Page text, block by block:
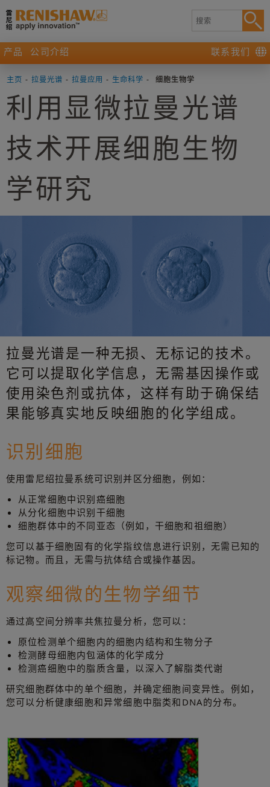
产品 公司介绍 联系我们
主页 - 拉曼光谱 - 拉曼应用 - 生命科学 - 细胞生物学
利用显微拉曼光谱
技术开展细胞生物
学研究
拉曼光谱是一种无损、无标记的技术。
它可以提取化学信息，无需基因操作或
使用染色剂或抗体，这样有助于确保结
果能够真实地反映细胞的化学组成。
识别细胞
使用雷尼绍拉曼系统可识别并区分细胞，例如：
从正常细胞中识别癌细胞
从分化细胞中识别干细胞
细胞群体中的不同亚态（例如，干细胞和祖细胞）
您可以基于细胞固有的化学指纹信息进行识别，无需已知的
标记物。而且，无需与抗体结合或操作基因。
观察细微的生物学细节
通过高空间分辨率共焦拉曼分析，您可以：
原位检测单个细胞内的细胞内结构和生物分子
检测酵母细胞内包涵体的化学成分
检测癌细胞中的脂质含量，以深入了解脂类代谢
研究细胞群体中的单个细胞，并确定细胞间变异性。例如，
您可以分析健康细胞和异常细胞中脂类和DNA的分布。